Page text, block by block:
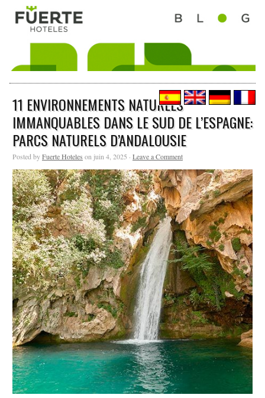
11 ENVIRONNEMENTS NATURELS
IMMANQUABLES DANS LE SUD DE L’ESPAGNE:
PARCS NATURELS D’ANDALOUSIE
Posted byFuerte Hoteles on juin 4, 2025 · Leave a Comment